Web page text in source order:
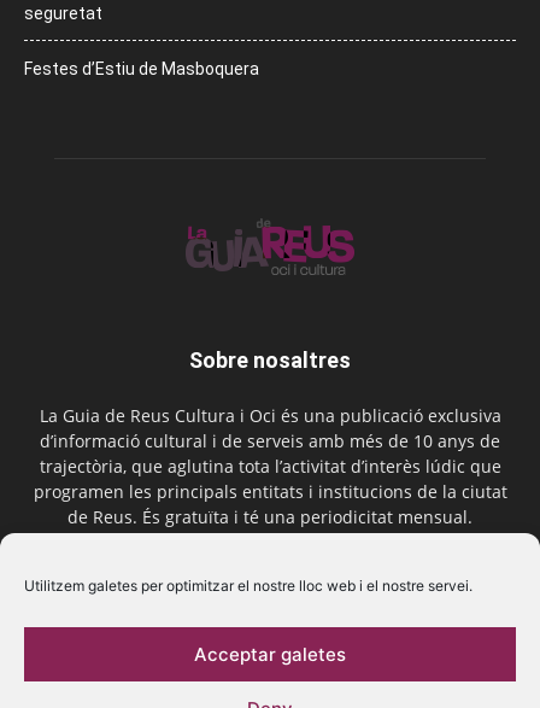
Utilitzem galetes per optimitzar el nostre lloc web i el nostre servei.
Acceptar galetes
seguretat
Festes d’Estiu de Masboquera
Sobre nosaltres
La Guia de Reus Cultura i Oci és una publicació exclusiva
d’informació cultural i de serveis amb més de 10 anys de
trajectòria, que aglutina tota l’activitat d’interès lúdic que
programen les principals entitats i institucions de la ciutat
de Reus. És gratuïta i té una periodicitat mensual.
Segueix-nos